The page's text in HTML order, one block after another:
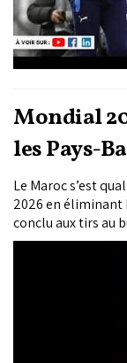
Mondial
les Pays-
Le Maroc s’est
2026 en éliminant
conclu aux tirs au
de la rencontre,
le temps